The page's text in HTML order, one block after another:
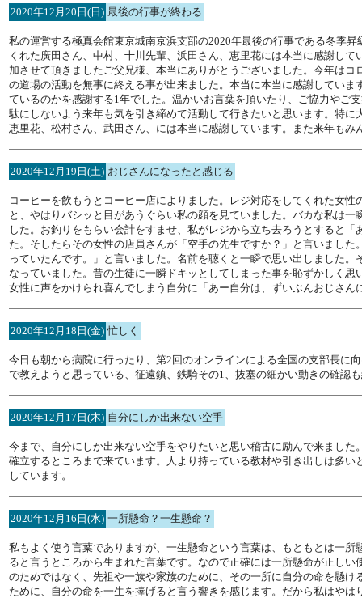
2020年12月20日(日) 最後の行事が終わる
私の運営する極真会館東京城南京浜支部の2020年最後の行事である冬季
くれた廣田さん、中村、十川先輩、浜田さん、恵里花には本当に感謝し
加させて頂きましたご父兄様、本当にありがとうございました。今年は
の道場の活動を無事に終える事が出来ました。本当に本当に感謝してい
ているのかを感謝する1年でした。温かいお言葉を頂いたり、ご協力やご
駄にしないよう来年も気を引き締めて活動して行きたいと思います。特
恵里花、松村さん、武田さん、には本当に感謝しています。また来年も
2020年12月19日(土) おじさんになったと感じる
コーヒーを飲もうとコーヒー店によりました。レジ対応をしてくれた女
と、やはりバシッと目があうぐらい私の顔を見ていました。バカな私は
した。お釣りをもらい会計をすませ、私がレジから立ち去ろうとすると
た。そしたらその女性の店員さんが「空手の先生ですか？」と言いまし
っていたんです。」と言いました。名前を聴くと一瞬で思い出しました
なっていました。昔の生徒に一瞬ドキッとしてしまった事を恥ずかしく
女性に声をかけられ喜んでしまう自分に「あー自分は、ずいぶんおじさ
2020年12月18日(金) 忙しく
今日も朝から病院に行ったり、第2回のオンラインによる全国の支部長に
で教えようと思っている、征遠鎮、鉄騎その1、抜塞の細かい動きの確認
2020年12月17日(木) 自分にしか出来ない空手
今まで、自分にしか出来ない空手をやりたいと思い稽古に励んで来まし
確立するところまで来ています。人より持っている教材や引き出しは多
しています。
2020年12月16日(水) 一所懸命？一生懸命？
私もよく使う言葉でありますが、一生懸命という言葉は、もともとは一
ると言うところから生まれた言葉です。なので正確には一所懸命が正し
のためではなく、先祖や一族や家族のために、その一所に自分の命を懸
ために、自分の命を一生を捧げると言う響きを感じます。だから私はや